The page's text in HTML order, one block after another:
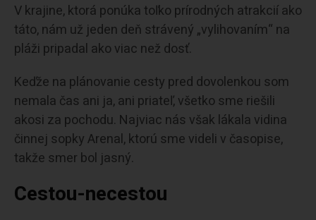
V krajine, ktorá ponúka toľko prírodných atrakcií ako
táto, nám už jeden deň strávený „vylihovaním“ na
pláži pripadal ako viac než dosť.
Keďže na plánovanie cesty pred dovolenkou som
nemala čas ani ja, ani priateľ, všetko sme riešili
akosi za pochodu. Najviac nás však lákala vidina
činnej sopky Arenal, ktorú sme videli v časopise,
takže smer bol jasný.
Cestou-necestou